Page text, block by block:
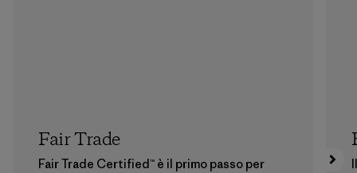
Fair Trade
Fair Trade Certified™ è il primo passo per